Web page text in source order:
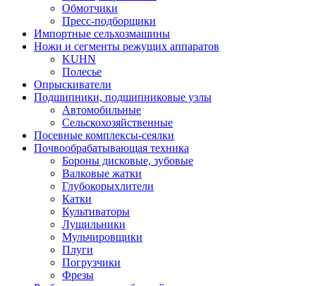
Обмотчики
Пресс-подборщики
Импортные сельхозмашины
Ножи и сегменты режущих аппаратов
KUHN
Полесье
Опрыскиватели
Подшипники, подшипниковые узлы
Автомобильные
Сельскохозяйственные
Посевные комплексы-сеялки
Почвообрабатывающая техника
Бороны дисковые, зубовые
Валковые жатки
Глубокорыхлители
Катки
Культиваторы
Лущильники
Мульчировщики
Плуги
Погрузчики
Фрезы